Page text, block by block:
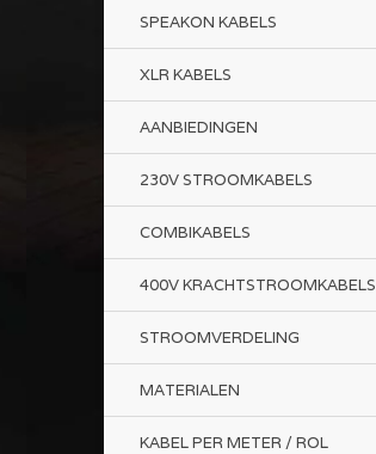
SPEAKON KABELS
XLR KABELS
AANBIEDINGEN
230V STROOMKABELS
COMBIKABELS
400V KRACHTSTROOMKABELS
STROOMVERDELING
MATERIALEN
KABEL PER METER / ROL